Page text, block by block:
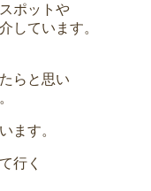
ポットや
しています。
らと思い
ます。
行く